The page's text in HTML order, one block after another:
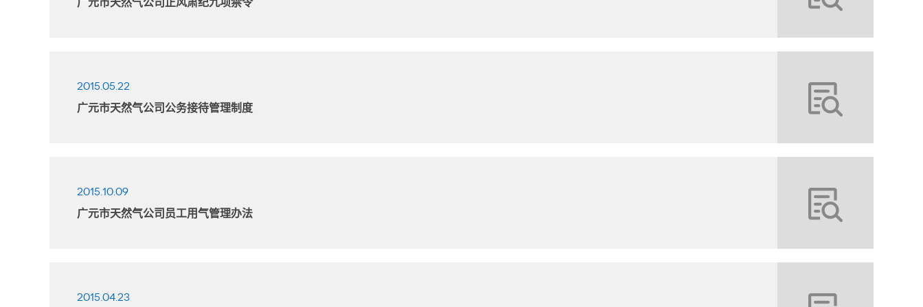
广元市天然气公司正风肃纪九项禁令
2015.05.22
广元市天然气公司公务接待管理制度
2015.10.09
广元市天然气公司员工用气管理办法
2015.04.23